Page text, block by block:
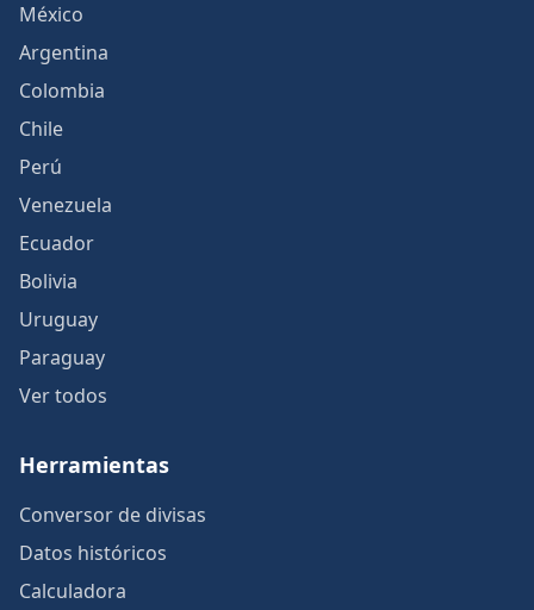
México
Argentina
Colombia
Chile
Perú
Venezuela
Ecuador
Bolivia
Uruguay
Paraguay
Ver todos
Herramientas
Conversor de divisas
Datos históricos
Calculadora